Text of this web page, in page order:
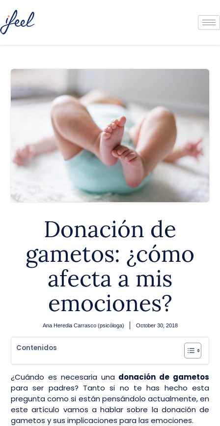
Donación de
gametos: ¿cómo
afecta a mis
emociones?
Ana Heredia Carrasco (psicóloga) October 30, 2018
Contenidos
¿Cuándo es necesaria una donación de gametos
para ser padres? Tanto si no te has hecho esta
pregunta como si están pensándolo actualmente, en
este artículo vamos a hablar sobre la donación de
gametos y sus implicaciones para las emociones.